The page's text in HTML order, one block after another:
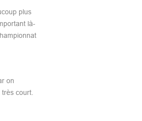
plus
là-
on
court.